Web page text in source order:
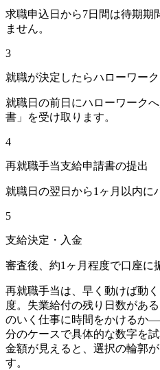
求職申込日から7日間は待期期
ません。
3
就職が決定したらハローワー
就職日の前日にハローワーク
書」を受け取ります。
4
再就職手当支給申請書の提出
就職日の翌日から1ヶ月以内に
5
支給決定・入金
審査後、約1ヶ月程度で口座に
再就職手当は、早く動けば動
度。失業給付の残り日数があ
のいく仕事に時間をかけるか
分のケースで具体的な数字を
金額が見えると、選択の輪郭
す。